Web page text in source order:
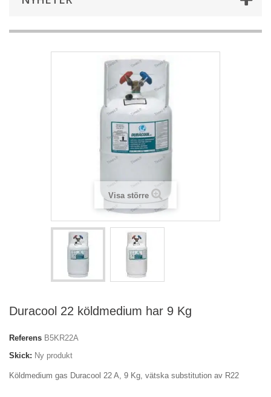
Visa större
Duracool 22 köldmedium har 9 Kg
Referens B5KR22A
Skick: Ny produkt
Köldmedium gas Duracool 22 A, 9 Kg, vätska substitution av R22